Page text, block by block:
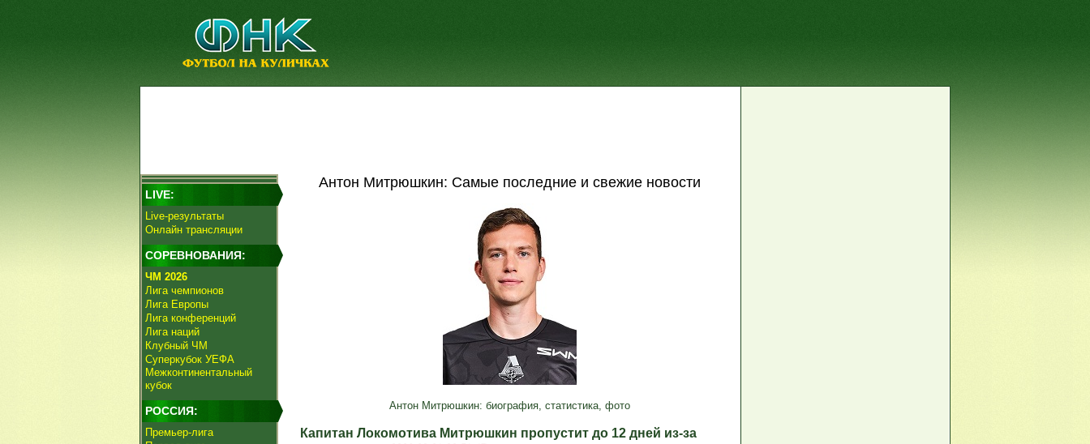
LIVE:
Live-результаты
Онлайн трансляции
СОРЕВНОВАНИЯ:
ЧМ 2026
Лига чемпионов
Лига Европы
Лига конференций
Лига наций
Клубный ЧМ
Суперкубок УЕФА
Межконтинентальный
кубок
РОССИЯ:
Премьер-лига
Антон Митрюшкин: Самые последние и свежие новости
Антон Митрюшкин: биография, статистика, фото
Капитан Локомотива Митрюшкин пропустит до 12 дней из-за